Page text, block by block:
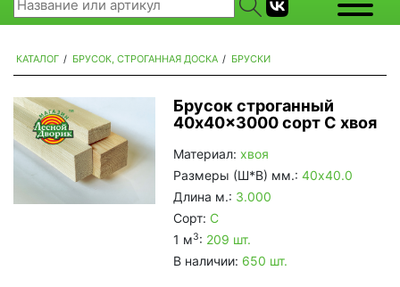
КАТАЛОГ / БРУСОК, СТРОГАННАЯ ДОСКА / БРУСКИ
Брусок строганный
40x40x3000 сорт C хвоя
Материал: хвоя
Размеры (Ш*В) мм.: 40х40.0
Длина м.: 3.000
Сорт: С
1 м3: 209 шт.
В наличии: 650 шт.